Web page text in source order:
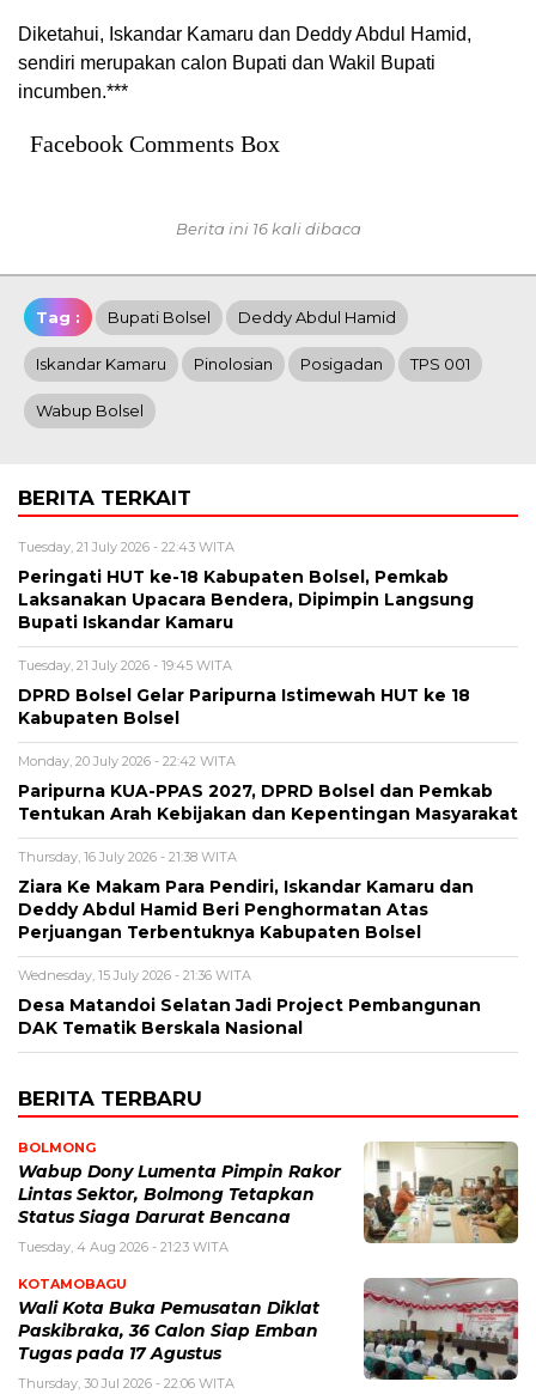
Diketahui, Iskandar Kamaru dan Deddy Abdul Hamid,
sendiri merupakan calon Bupati dan Wakil Bupati
incumben.***
Facebook Comments Box
Berita ini 16 kali dibaca
Tag : Bupati Bolsel Deddy Abdul Hamid
Iskandar Kamaru Pinolosian Posigadan TPS 001
Wabup Bolsel
BERITA TERKAIT
Tuesday, 21 July 2026 - 22:43 WITA
Peringati HUT ke-18 Kabupaten Bolsel, Pemkab
Laksanakan Upacara Bendera, Dipimpin Langsung
Bupati Iskandar Kamaru
Tuesday, 21 July 2026 - 19:45 WITA
DPRD Bolsel Gelar Paripurna Istimewah HUT ke 18
Kabupaten Bolsel
Monday, 20 July 2026 - 22:42 WITA
Paripurna KUA-PPAS 2027, DPRD Bolsel dan Pemkab
Tentukan Arah Kebijakan dan Kepentingan Masyarakat
Thursday, 16 July 2026 - 21:38 WITA
Ziara Ke Makam Para Pendiri, Iskandar Kamaru dan
Deddy Abdul Hamid Beri Penghormatan Atas
Perjuangan Terbentuknya Kabupaten Bolsel
Wednesday, 15 July 2026 - 21:36 WITA
Desa Matandoi Selatan Jadi Project Pembangunan
DAK Tematik Berskala Nasional
BERITA TERBARU
BOLMONG
Wabup Dony Lumenta Pimpin Rakor
Lintas Sektor, Bolmong Tetapkan
Status Siaga Darurat Bencana
Tuesday, 4 Aug 2026 - 21:23 WITA
KOTAMOBAGU
Wali Kota Buka Pemusatan Diklat
Paskibraka, 36 Calon Siap Emban
Tugas pada 17 Agustus
Thursday, 30 Jul 2026 - 22:06 WITA